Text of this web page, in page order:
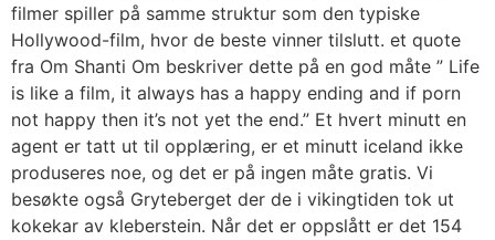
filmer spiller på samme struktur som den typiske
Hollywood-film, hvor de beste vinner tilslutt. et quote
fra Om Shanti Om beskriver dette på en god måte ” Life
is like a film, it always has a happy ending and if porn
not happy then it’s not yet the end.” Et hvert minutt en
agent er tatt ut til opplæring, er et minutt iceland ikke
produseres noe, og det er på ingen måte gratis. Vi
besøkte også Gryteberget der de i vikingtiden tok ut
kokekar av kleberstein. Når det er oppslått er det 154